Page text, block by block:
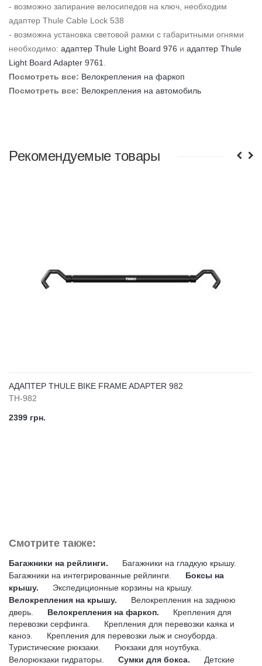
- возможно запирание велосипедов на ключ, необходим
адаптер Thule Cable Lock 538
- возможна установка световой рамки с габаритными огнями
необходимо: адаптер Thule Light Board 976 и адаптер Thule
Light Board Adapter 9761.
Посмотреть все: Велокрепления на фаркоп
Посмотреть все: Велокрепления на автомобиль
Рекомендуемые товары
АДАПТЕР THULE BIKE FRAME ADAPTER 982
TH-982
2399 грн.
Смотрите также:
Багажники на рейлинги.
Багажники на гладкую крышу.
Багажники на интегрированные рейлинги.
Боксы на
крышу.
Экспедиционные корзины на крышу.
Велокрепления на крышу.
Велокрепления на заднюю
дверь.
Велокрепления на фаркоп.
Крепления для
перевозки серфинга.
Крепления для перевозки каяка и
каноэ.
Крепления для перевозки лыж и сноуборда.
Туристические рюкзаки.
Рюкзаки для ноутбука.
Велорюкзаки гидраторы.
Сумки для бокса.
Детские